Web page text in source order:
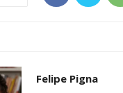
Felipe Pigna